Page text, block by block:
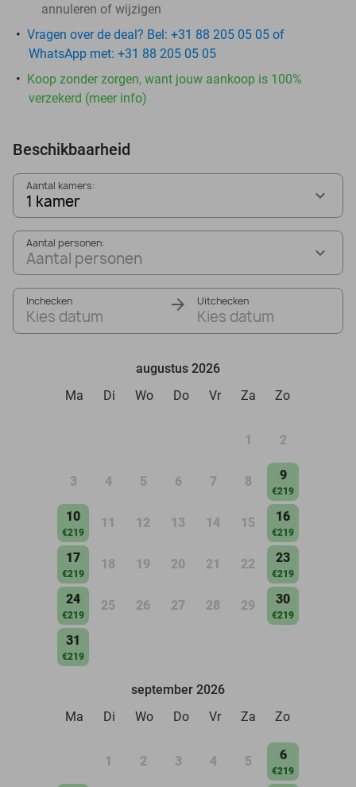
annuleren of wijzigen
Vragen over de deal? Bel: +31 88 205 05 05 of
WhatsApp met: +31 88 205 05 05
Koop zonder zorgen, want jouw aankoop is 100%
verzekerd (meer info)
Beschikbaarheid
Aantal kamers:
1 kamer
Aantal personen:
Aantal personen
Inchecken
Kies datum
Uitchecken
Kies datum
augustus 2026
Ma
Di Wo Do Vr Za Zo
1 2
3 4 5 6 7 8 9
€219
10
€219
11 12 13 14 15 16
€219
17
€219
18 19 20 21 22 23
€219
24
€219
25 26 27 28 29 30
€219
31
€219
september 2026
Ma
Di Wo Do Vr Za Zo
1 2 3 4 5 6
€219